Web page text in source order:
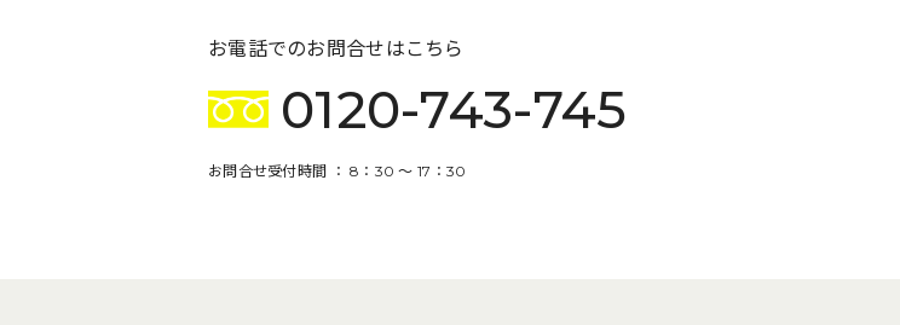
お電話でのお問合せはこちら
0120-743-745
お問合せ受付時間 ： 8：30 〜 17：30